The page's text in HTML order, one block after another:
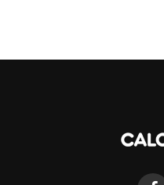
concreta.
insistenti sul forte
e pronto a